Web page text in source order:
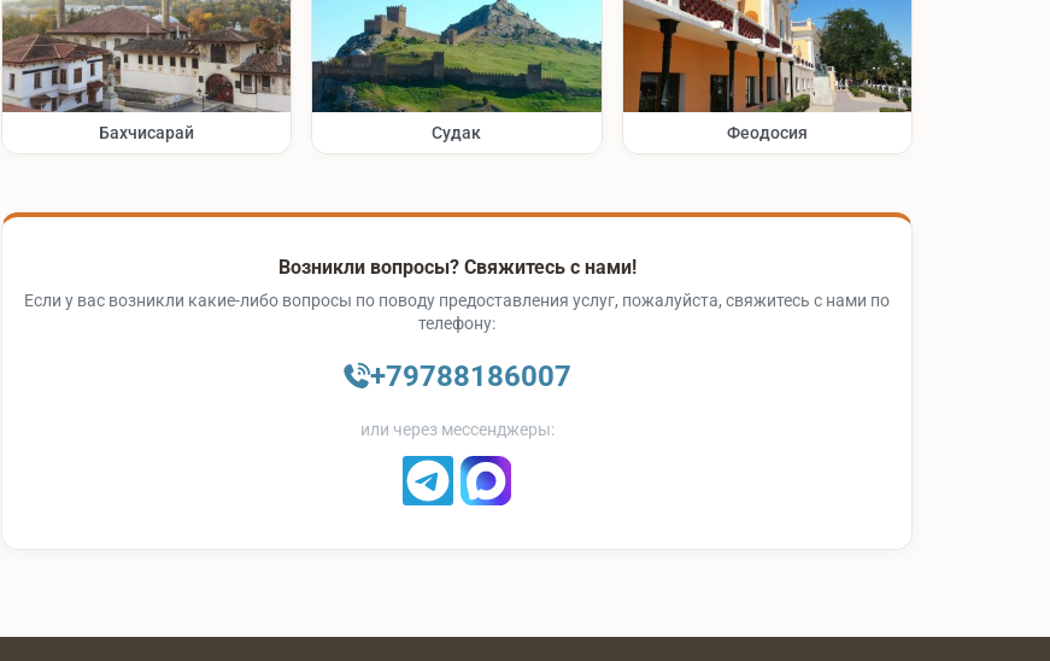
Бахчисарай Судак Феодосия
Возникли вопросы? Свяжитесь с нами!
Если у вас возникли какие-либо вопросы по поводу предоставления услуг, пожалуйста, свяжитесь с нами по
телефону:
+79788186007
или через мессенджеры: